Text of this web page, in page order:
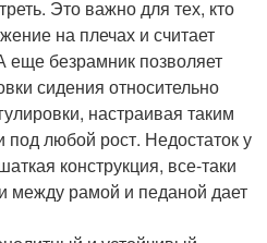
Это важно для тех, кто
на плечах и считает
безрамник позволяет
сидения относительно
настраивая таким
под любой рост. Недостаток у
конструкция, все-таки
между рамой и педаной дает